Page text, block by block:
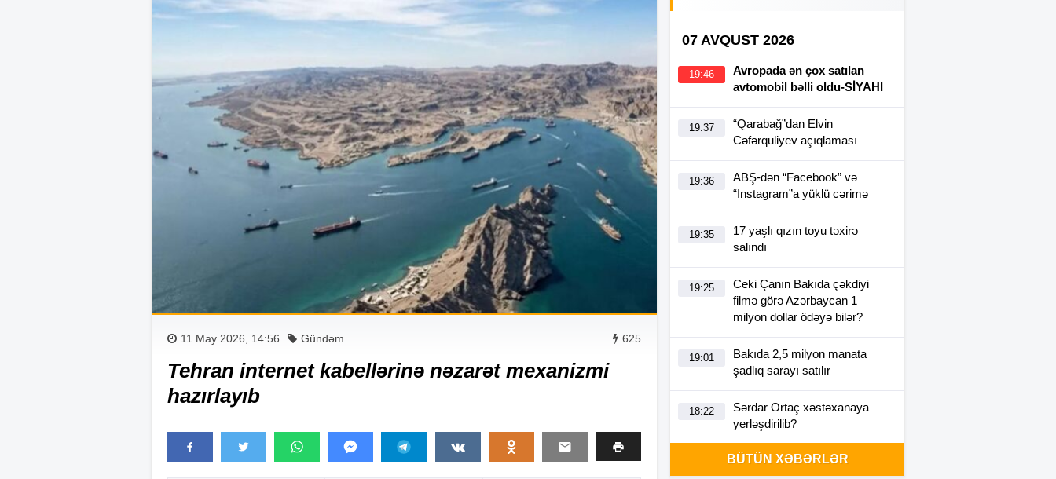
11 May 2026, 14:56 Gündəm 625
Tehran internet kabellərinə nəzarət mexanizmi
hazırlayıb
07 AVQUST 2026
19:46
Avropada ən çox satılan
avtomobil bəlli oldu-SİYAHI
19:37
“Qarabağ”dan Elvin
Cəfərquliyev açıqlaması
19:36
ABŞ-dən “Facebook” və
“Instagram”a yüklü cərimə
19:35
17 yaşlı qızın toyu təxirə
salındı
19:25
Ceki Çanın Bakıda çəkdiyi
filmə görə Azərbaycan 1
milyon dollar ödəyə bilər?
19:01
Bakıda 2,5 milyon manata
şadlıq sarayı satılır
18:22
Sərdar Ortaç xəstəxanaya
yerləşdirilib?
Rüşvətdə təqsirləndirilən 3
BÜTÜN XƏBƏRLƏR